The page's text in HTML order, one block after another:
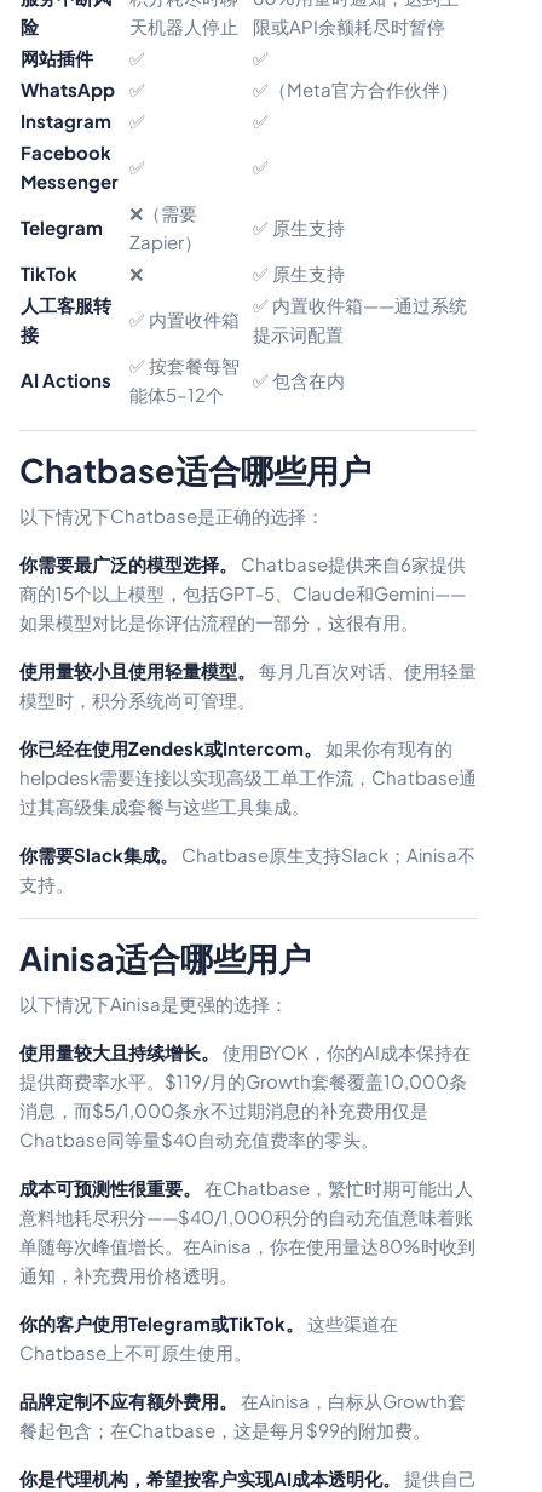
险
天机器人停止
限或API余额耗尽时暂停
网站插件
✅
✅
WhatsApp
✅
✅（Meta官方合作伙伴）
Instagram
✅
✅
Facebook
Messenger
✅ ✅
Telegram
❌（需要
Zapier）
✅ 原生支持
TikTok
❌
✅ 原生支持
人工客服转
接
✅ 内置收件箱
✅ 内置收件箱——通过系统
提示词配置
AI Actions
✅ 按套餐每智
能体5–12个
✅ 包含在内
Chatbase适合哪些用户
以下情况下Chatbase是正确的选择：
你需要最广泛的模型选择。
Chatbase提供来自6家提供
商的15个以上模型，包括GPT-5、Claude和Gemini——
如果模型对比是你评估流程的一部分，这很有用。
使用量较小且使用轻量模型。
每月几百次对话、使用轻量
模型时，积分系统尚可管理。
你已经在使用Zendesk或Intercom。
如果你有现有的
helpdesk需要连接以实现高级工单工作流，Chatbase通
过其高级集成套餐与这些工具集成。
你需要Slack集成。
Chatbase原生支持Slack；Ainisa不
支持。
Ainisa适合哪些用户
以下情况下Ainisa是更强的选择：
使用量较大且持续增长。
使用BYOK，你的AI成本保持在
提供商费率水平。$119/月的Growth套餐覆盖10,000条
消息，而$5/1,000条永不过期消息的补充费用仅是
Chatbase同等量$40自动充值费率的零头。
成本可预测性很重要。
在Chatbase，繁忙时期可能出人
意料地耗尽积分——$40/1,000积分的自动充值意味着账
单随每次峰值增长。在Ainisa，你在使用量达80%时收到
通知，补充费用价格透明。
你的客户使用Telegram或TikTok。
这些渠道在
Chatbase上不可原生使用。
品牌定制不应有额外费用。
在Ainisa，白标从Growth套
餐起包含；在Chatbase，这是每月$99的附加费。
你是代理机构，希望按客户实现AI成本透明化。
提供自己